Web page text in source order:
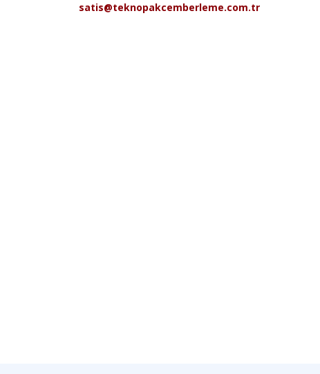
satis@teknopakcemberleme.com.tr